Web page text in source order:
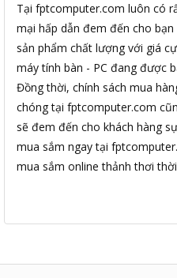
Tại fptcomputer.com luôn có
mại hấp dẫn đem đến cho
sản phẩm chất lượng với giá
máy tính bàn - PC đang được
Đồng thời, chính sách mua
chóng tại fptcomputer.com
sẽ đem đến cho khách hàng
mua sắm ngay tại
mua sắm online thảnh thơi